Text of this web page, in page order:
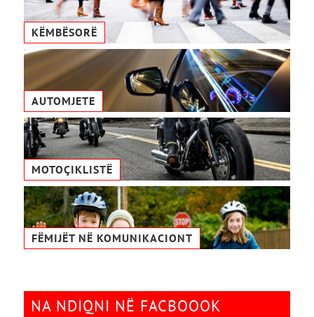
KËMBËSORË
AUTOMJETE
MOTOÇIKLISTË
FËMIJËT NË KOMUNIKACIONТ
NA NDIQNI NË FACBOOOK